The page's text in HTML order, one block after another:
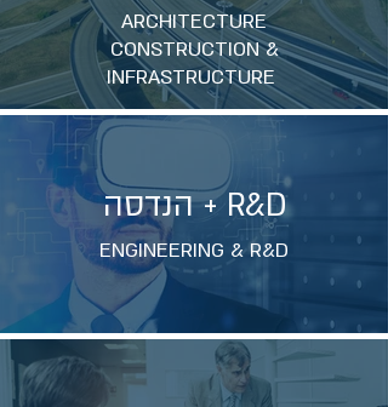
ARCHITECTURE
CONSTRUCTION &
INFRASTRUCTURE
הנדסה + R&D
ENGINEERING & R&D